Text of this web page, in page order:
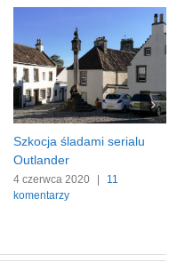
Szkocja śladami serialu
Outlander
4 czerwca 2020 |
11
komentarzy